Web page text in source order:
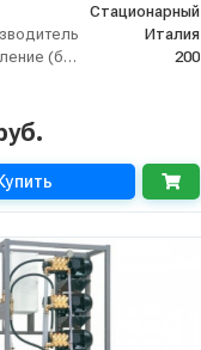
Стационарный
Италия
Рабочее давление (бар)
200